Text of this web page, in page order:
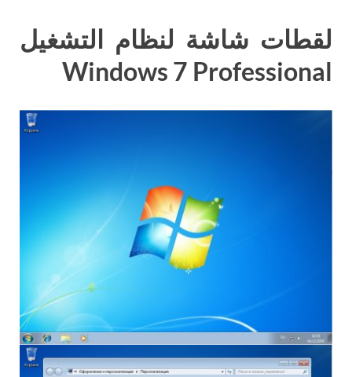
لقطات شاشة لنظام التشغيل
Windows 7 Professional